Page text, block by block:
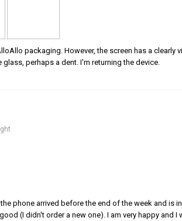
packaging. However, the screen has a clearly
perhaps a dent. I'm returning the device.
the phone arrived before the end of the week and is
(I didn't order a new one). I am very happy and